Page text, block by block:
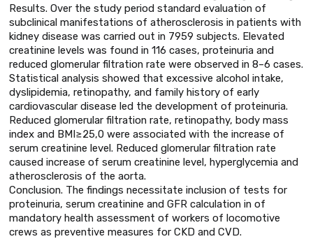
Results. Over the study period standard evaluation of
subclinical manifestations of atherosclerosis in patients with
kidney disease was carried out in 7959 subjects. Elevated
creatinine levels was found in 116 cases, proteinuria and
reduced glomerular filtration rate were observed in 8–6 cases.
Statistical analysis showed that excessive alcohol intake,
dyslipidemia, retinopathy, and family history of early
cardiovascular disease led the development of proteinuria.
Reduced glomerular filtration rate, retinopathy, body mass
index and BMI≥25,0 were associated with the increase of
serum creatinine level. Reduced glomerular filtration rate
caused increase of serum creatinine level, hyperglycemia and
atherosclerosis of the aorta.
Conclusion. The findings necessitate inclusion of tests for
proteinuria, serum creatinine and GFR calculation in of
mandatory health assessment of workers of locomotive
crews as preventive measures for CKD and CVD.